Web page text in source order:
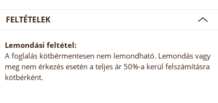
FELTÉTELEK
Lemondási feltétel:
A foglalás kötbérmentesen nem lemondható. Lemondás vagy
meg nem érkezés esetén a teljes ár 50%-a kerül felszámításra
kötbérként.